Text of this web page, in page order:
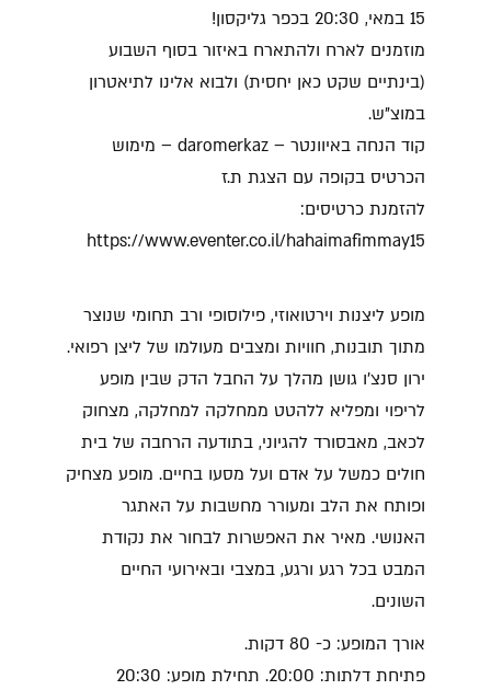
15 במאי, 20:30 בכפר גליקסון!
מוזמנים לארח ולהתארח באיזור בסוף השבוע
(בינתיים שקט כאן יחסית) ולבוא אלינו לתיאטרון
במוצ"ש.
קוד הנחה באיוונטר – daromerkaz – מימוש
הכרטיס בקופה עם הצגת ת.ז
להזמנת כרטיסים:
https://www.eventer.co.il/hahaimafimmay15
מופע ליצנות וירטואוזי, פילוסופי ורב תחומי שנוצר
מתוך תובנות, חוויות ומצבים מעולמו של ליצן רפואי.
ירון סנצ'ו גושן מהלך על החבל הדק שבין מופע
לריפוי ומפליא ללהטט ממחלקה למחלקה, מצחוק
לכאב, מאבסורד להגיוני, בתודעה הרחבה של בית
חולים כמשל על אדם ועל מסעו בחיים. מופע מצחיק
ופותח את הלב ומעורר מחשבות על האתגר
האנושי. מאיר את האפשרות לבחור את נקודת
המבט בכל רגע ורגע, במצבי ובאירועי החיים
השונים.
אורך המופע: כ- 80 דקות.
פתיחת דלתות: 20:00. תחילת מופע: 20:30